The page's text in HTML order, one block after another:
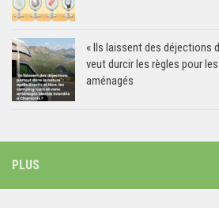
« Ils laissent des déjections
veut durcir les règles pour
aménagés
PLUS